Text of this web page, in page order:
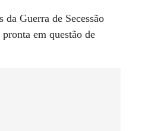
Guerra de Secessão
em questão de